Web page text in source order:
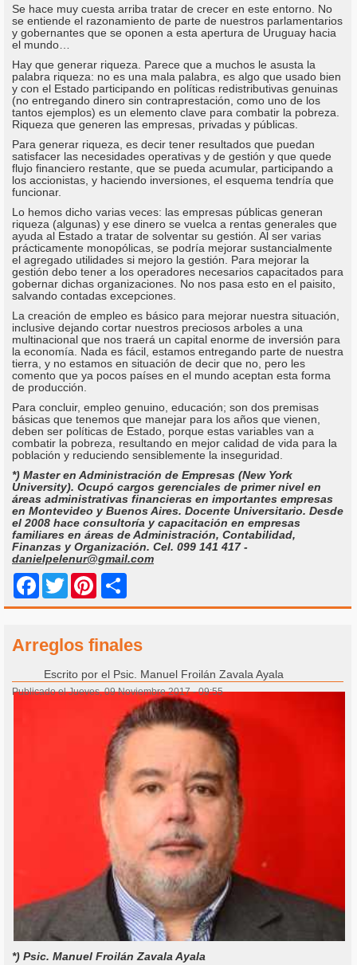
Se hace muy cuesta arriba tratar de crecer en este entorno. No
se entiende el razonamiento de parte de nuestros parlamentarios
y gobernantes que se oponen a esta apertura de Uruguay hacia
el mundo…
Hay que generar riqueza. Parece que a muchos le asusta la
palabra riqueza: no es una mala palabra, es algo que usado bien
y con el Estado participando en políticas redistributivas genuinas
(no entregando dinero sin contraprestación, como uno de los
tantos ejemplos) es un elemento clave para combatir la pobreza.
Riqueza que generen las empresas, privadas y públicas.
Para generar riqueza, es decir tener resultados que puedan
satisfacer las necesidades operativas y de gestión y que quede
flujo financiero restante, que se pueda acumular, participando a
los accionistas, y haciendo inversiones, el esquema tendría que
funcionar.
Lo hemos dicho varias veces: las empresas públicas generan
riqueza (algunas) y ese dinero se vuelca a rentas generales que
ayuda al Estado a tratar de solventar su gestión. Al ser varias
prácticamente monopólicas, se podría mejorar sustancialmente
el agregado utilidades si mejoro la gestión. Para mejorar la
gestión debo tener a los operadores necesarios capacitados para
gobernar dichas organizaciones. No nos pasa esto en el paisito,
salvando contadas excepciones.
La creación de empleo es básico para mejorar nuestra situación,
inclusive dejando cortar nuestros preciosos arboles a una
multinacional que nos traerá un capital enorme de inversión para
la economía. Nada es fácil, estamos entregando parte de nuestra
tierra, y no estamos en situación de decir que no, pero les
comento que ya pocos países en el mundo aceptan esta forma
de producción.
Para concluir, empleo genuino, educación; son dos premisas
básicas que tenemos que manejar para los años que vienen,
deben ser políticas de Estado, porque estas variables van a
combatir la pobreza, resultando en mejor calidad de vida para la
población y reduciendo sensiblemente la inseguridad.
*) Master en Administración de Empresas (New York
University). Ocupó cargos gerenciales de primer nivel en
áreas administrativas financieras en importantes empresas
en Montevideo y Buenos Aires. Docente Universitario. Desde
el 2008 hace consultoría y capacitación en empresas
familiares en áreas de Administración, Contabilidad,
Finanzas y Organización. Cel. 099 141 417 -
danielpelenur@gmail.com
Facebook
Twitter Pinterest
Arreglos finales
Escrito por el Psic. Manuel Froilán Zavala Ayala
Publicado el Jueves, 09 Noviembre 2017 - 09:55
*) Psic. Manuel Froilán Zavala Ayala